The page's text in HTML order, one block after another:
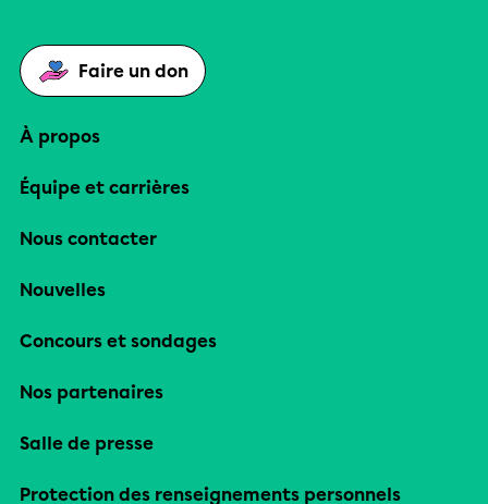
Faire un don
À propos
Équipe et carrières
Nous contacter
Nouvelles
Concours et sondages
Nos partenaires
Salle de presse
Protection des renseignements personnels